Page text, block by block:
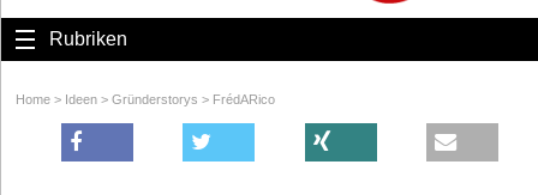
Rubriken
Home > Ideen > Gründerstorys > FrédARico